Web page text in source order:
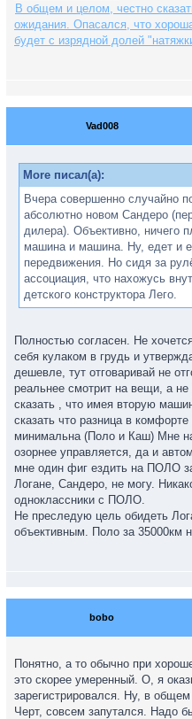
В общем и целом, честно
ожидания. Опасался, что
будет с изрядной долей
Vad008
More писал(а):
Вчера совершенно случайно
абсолютно новом Сандеро
дилера). Объективно, ничего
машина и машина. Ну, едет и
передвижения. Но сидя за
ассоциация, что нахожусь
детского конструктора Лего.
Полностью согласен. Не
себя кулаком в грудь и
дешевле, тут отговаривай не
реальнее смотрит на вещи, а
сказать , что имея вторую
сказать что разница в
минимальна (Поло и Каш) Мне
озорнее управляется, да и
мне один фиг ездить на ПОЛО
Логане, Сандеро, не могу.
одноклассники с ПОЛО.
Не преследую цель обидеть
объективным. Поло за 35000км
bobo
Понятно, а то обычно при
это скорее умеренный. О, я
зарегистрировался. Ну, в
Черт, совсем запутался. Надо